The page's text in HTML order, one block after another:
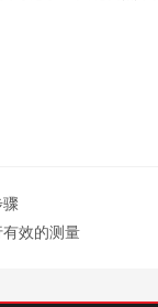
效的测量